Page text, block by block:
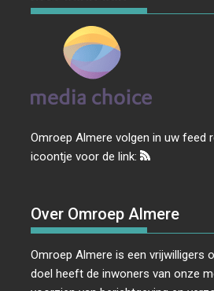
Omroep Almere volgen in uw feed
icoontje voor de link:
Over Omroep Almere
Omroep Almere is een vrijwilligers
doel heeft de inwoners van onze